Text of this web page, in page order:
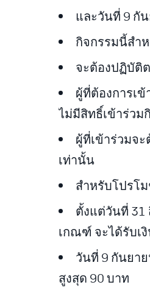
และวันที่ 9 กั
กิจกรรมนี้สำ
จะต้องปฏิบัติ
ผู้ที่ต้องการเ
ไม่มีสิทธิ์เข้าร่วม
ผู้ที่เข้าร่วมจ
เท่านั้น
สำหรับโปรโ
ตั้งแต่วันที่ 31
เกณฑ์ จะได้รับเ
วันที่ 9 กันยา
สูงสุด 90 บาท